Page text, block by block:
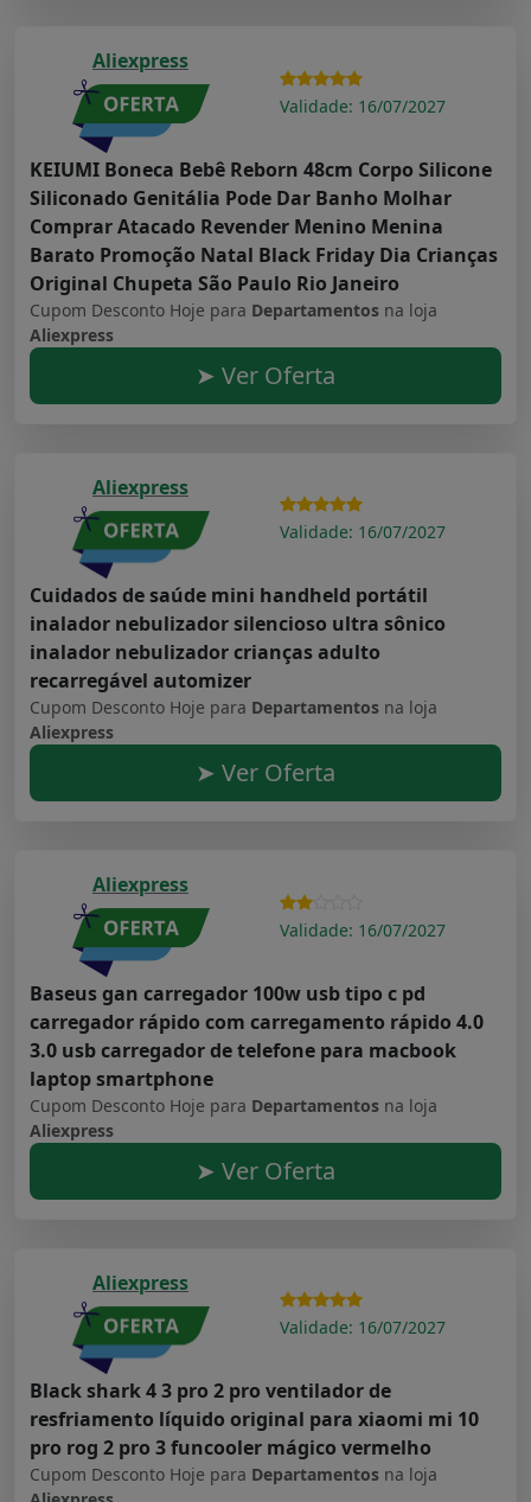
Aliexpress
Validade: 16/07/2027
KEIUMI Boneca Bebê Reborn 48cm Corpo Silicone
Siliconado Genitália Pode Dar Banho Molhar
Comprar Atacado Revender Menino Menina
Barato Promoção Natal Black Friday Dia Crianças
Original Chupeta São Paulo Rio Janeiro
Cupom Desconto Hoje para Departamentos na loja
Aliexpress
➤ Ver Oferta
Aliexpress
Validade: 16/07/2027
Cuidados de saúde mini handheld portátil
inalador nebulizador silencioso ultra sônico
inalador nebulizador crianças adulto
recarregável automizer
Cupom Desconto Hoje para Departamentos na loja
Aliexpress
➤ Ver Oferta
Aliexpress
Validade: 16/07/2027
Baseus gan carregador 100w usb tipo c pd
carregador rápido com carregamento rápido 4.0
3.0 usb carregador de telefone para macbook
laptop smartphone
Cupom Desconto Hoje para Departamentos na loja
Aliexpress
➤ Ver Oferta
Aliexpress
Validade: 16/07/2027
Black shark 4 3 pro 2 pro ventilador de
resfriamento líquido original para xiaomi mi 10
pro rog 2 pro 3 funcooler mágico vermelho
Cupom Desconto Hoje para Departamentos na loja